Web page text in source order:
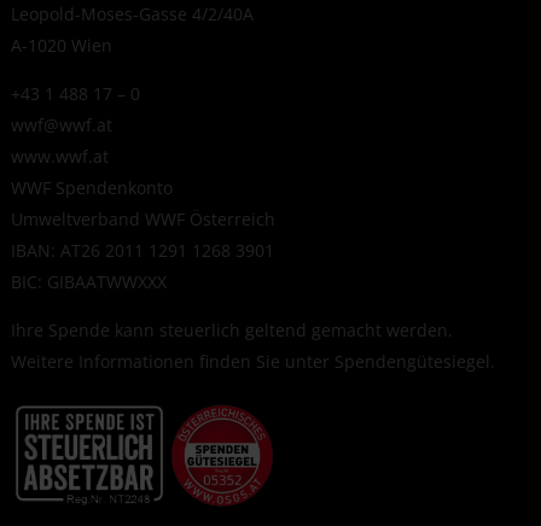
Leopold-Moses-Gasse 4/2/40A
A-1020 Wien
+43 1 488 17 – 0
wwf@wwf.at
www.wwf.at
WWF Spendenkonto
Umweltverband WWF Österreich
IBAN: AT26 2011 1291 1268 3901
BIC: GIBAATWWXXX
Ihre Spende kann steuerlich geltend gemacht werden.
Weitere Informationen finden Sie unter Spendengütesiegel